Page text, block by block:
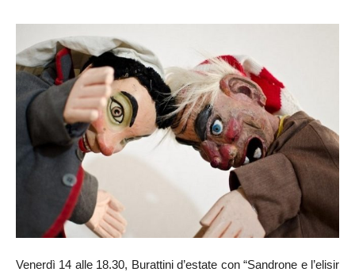
Venerdì 14 alle 18.30, Burattini d’estate con “Sandrone e l’elisir